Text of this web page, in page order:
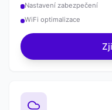
Nastavení zabezpečení
WiFi optimalizace